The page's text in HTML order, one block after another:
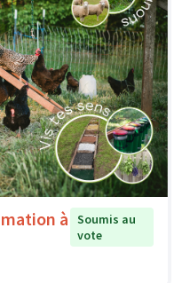
à
Soumis au
vote